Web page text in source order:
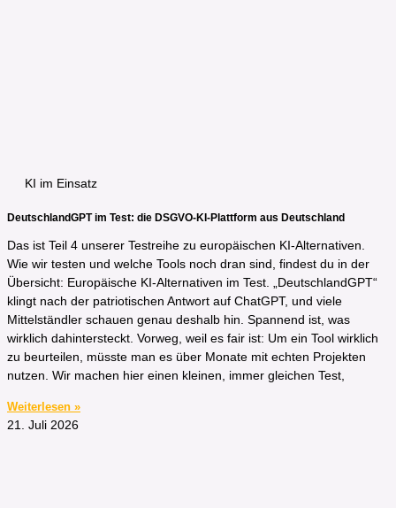
KI im Einsatz
DeutschlandGPT im Test: die DSGVO-KI-Plattform aus Deutschland
Das ist Teil 4 unserer Testreihe zu europäischen KI-Alternativen.
Wie wir testen und welche Tools noch dran sind, findest du in der
Übersicht: Europäische KI-Alternativen im Test. „DeutschlandGPT“
klingt nach der patriotischen Antwort auf ChatGPT, und viele
Mittelständler schauen genau deshalb hin. Spannend ist, was
wirklich dahintersteckt. Vorweg, weil es fair ist: Um ein Tool wirklich
zu beurteilen, müsste man es über Monate mit echten Projekten
nutzen. Wir machen hier einen kleinen, immer gleichen Test,
Weiterlesen »
21. Juli 2026